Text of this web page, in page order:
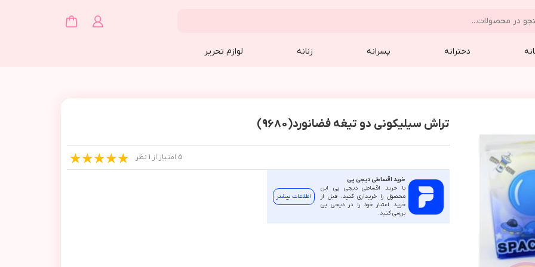
دخترانه پسرانه زنانه لوازم تحریر
تراش سيليکوني دو تيغه فضانورد(9680)
5 امتیاز از 1 نظر
خرید اقساطی دیجی پی
با خرید اقساطی دیجی پی این
محصول را خریداری کنید. قبل از
خرید اعتبار خود را در دیجی پی
بررسی کنید.
اطلاعات بیشتر